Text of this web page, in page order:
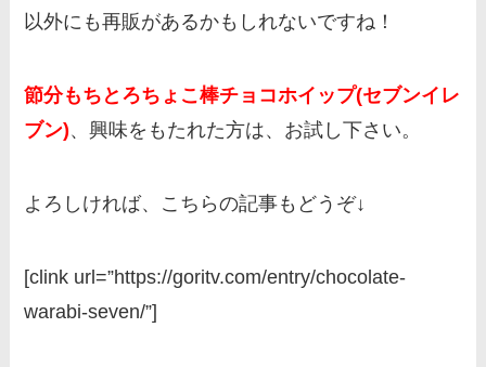
以外にも再販があるかもしれないですね！
節分もちとろちょこ棒チョコホイップ(セブンイレ
ブン)、興味をもたれた方は、お試し下さい。
よろしければ、こちらの記事もどうぞ↓
[clink url=”https://goritv.com/entry/chocolate-
warabi-seven/”]